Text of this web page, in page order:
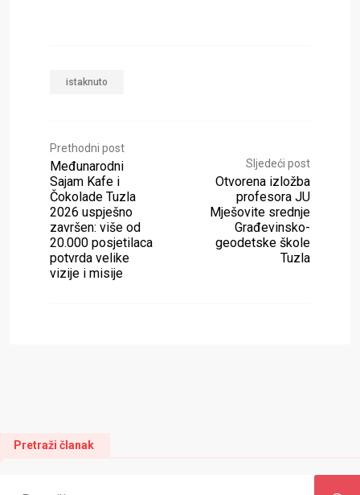
istaknuto
Prethodni post
Međunarodni
Sajam Kafe i
Čokolade Tuzla
2026 uspješno
završen: više od
20.000 posjetilaca
potvrda velike
vizije i misije
Sljedeći post
Otvorena izložba
profesora JU
Mješovite srednje
Građevinsko-
geodetske škole
Tuzla
Pretraži članak